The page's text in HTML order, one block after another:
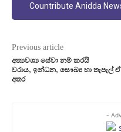
Countribute Anidda
Previous article
අත්‍යවශ්‍ය සේවා නම් කරයි
වරාය, ඉන්ධන, සෞඛ්‍ය හා තැපැල් ඒ
අතර
-